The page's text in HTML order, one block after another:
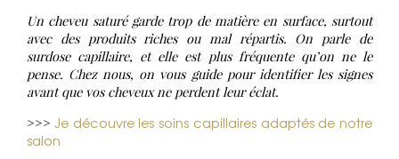
Un cheveu saturé garde trop de matière en surface, surtout
avec des produits riches ou mal répartis. On parle de
surdose capillaire, et elle est plus fréquente qu’on ne le
pense. Chez nous, on vous guide pour identifier les signes
avant que vos cheveux ne perdent leur éclat.
>>> Je découvre les soins capillaires adaptés de notre
salon